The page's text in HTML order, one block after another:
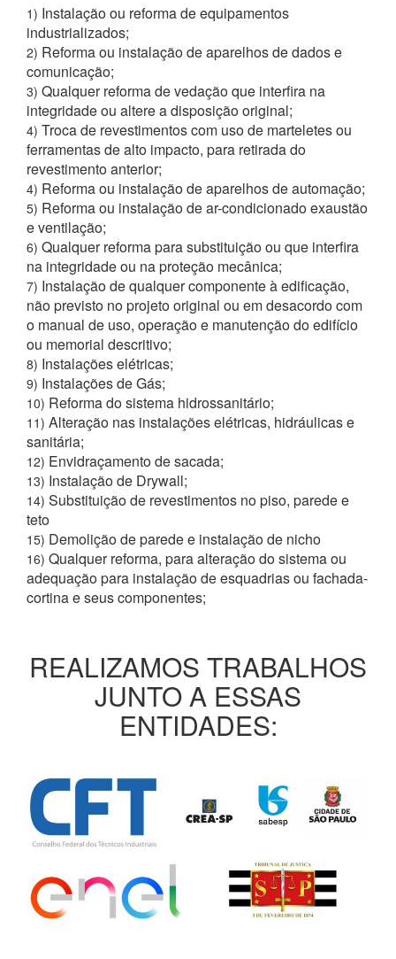
1) Instalação ou reforma de equipamentos
industrializados;
2) Reforma ou instalação de aparelhos de dados e
comunicação;
3) Qualquer reforma de vedação que interfira na
integridade ou altere a disposição original;
4) Troca de revestimentos com uso de marteletes ou
ferramentas de alto impacto, para retirada do
revestimento anterior;
4) Reforma ou instalação de aparelhos de automação;
5) Reforma ou instalação de ar-condicionado exaustão
e ventilação;
6) Qualquer reforma para substituição ou que interfira
na integridade ou na proteção mecânica;
7) Instalação de qualquer componente à edificação,
não previsto no projeto original ou em desacordo com
o manual de uso, operação e manutenção do edifício
ou memorial descritivo;
8) Instalações elétricas;
9) Instalações de Gás;
10) Reforma do sistema hidrossanitário;
11) Alteração nas instalações elétricas, hidráulicas e
sanitária;
12) Envidraçamento de sacada;
13) Instalação de Drywall;
14) Substituição de revestimentos no piso, parede e
teto
15) Demolição de parede e instalação de nicho
16) Qualquer reforma, para alteração do sistema ou
adequação para instalação de esquadrias ou fachada-
cortina e seus componentes;
REALIZAMOS TRABALHOS
JUNTO A ESSAS
ENTIDADES: